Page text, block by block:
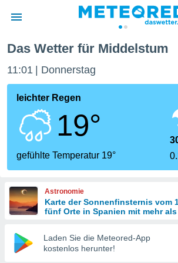
wurde
dass
sind.
diese
Das Wetter für Middelstum
11:01 Donnerstag
leichter Regen
19°
gefühlte Temperatur 19°
Astronomie
Karte der Sonnenfinsternis vom
fünf Orte in Spanien mit mehr
Laden Sie die Meteored-App
kostenlos herunter!